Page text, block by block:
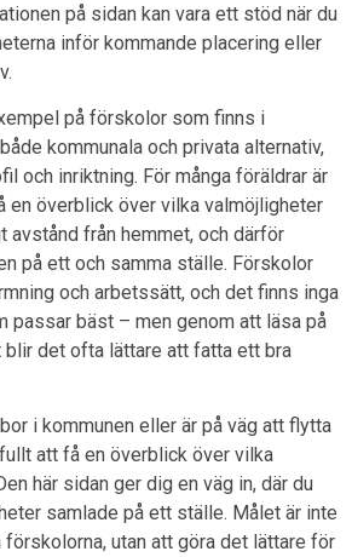
på sidan kan vara ett stöd när du
inför kommande placering eller
på förskolor som finns i
kommunala och privata alternativ,
och inriktning. För många föräldrar är
en överblick över vilka valmöjligheter
avstånd från hemmet, och därför
på ett och samma ställe. Förskolor
och arbetssätt, och det finns inga
passar bäst – men genom att läsa på
det ofta lättare att fatta ett bra
i kommunen eller är på väg att flytta
att få en överblick över vilka
här sidan ger dig en väg in, där du
samlade på ett ställe. Målet är inte
förskolorna, utan att göra det lättare för